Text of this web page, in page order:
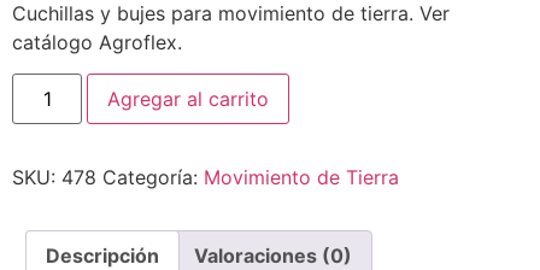
Cuchillas y bujes para movimiento de tierra. Ver
catálogo Agroflex.
Agregar al carrito
SKU: 478 Categoría: Movimiento de Tierra
Descripción Valoraciones (0)